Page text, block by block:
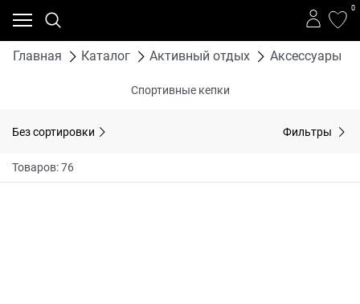
0
Главная Каталог Активный отдых Аксессуары
Спортивные кепки
Без сортировки Фильтры
Товаров: 76